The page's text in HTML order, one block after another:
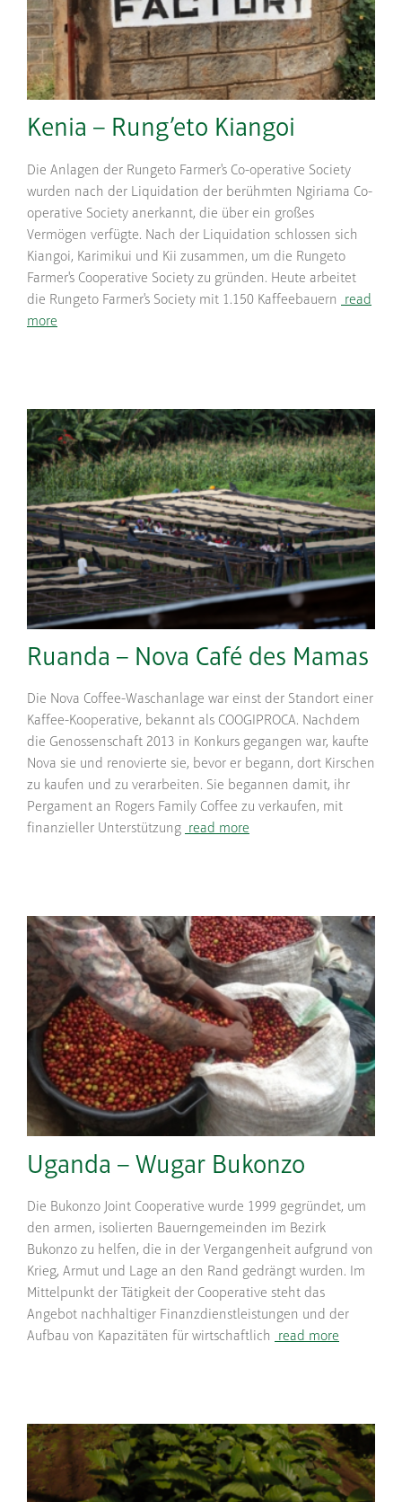
Kenia – Rung’eto Kiangoi
Die Anlagen der Rungeto Farmer's Co-operative Society
wurden nach der Liquidation der berühmten Ngiriama Co-
operative Society anerkannt, die über ein großes
Vermögen verfügte. Nach der Liquidation schlossen sich
Kiangoi, Karimikui und Kii zusammen, um die Rungeto
Farmer's Cooperative Society zu gründen. Heute arbeitet
die Rungeto Farmer's Society mit 1.150 Kaffeebauern
read
more
Ruanda – Nova Café des Mamas
Die Nova Coffee-Waschanlage war einst der Standort einer
Kaffee-Kooperative, bekannt als COOGIPROCA. Nachdem
die Genossenschaft 2013 in Konkurs gegangen war, kaufte
Nova sie und renovierte sie, bevor er begann, dort Kirschen
zu kaufen und zu verarbeiten. Sie begannen damit, ihr
Pergament an Rogers Family Coffee zu verkaufen, mit
finanzieller Unterstützung read more
Uganda – Wugar Bukonzo
Die Bukonzo Joint Cooperative wurde 1999 gegründet, um
den armen, isolierten Bauerngemeinden im Bezirk
Bukonzo zu helfen, die in der Vergangenheit aufgrund von
Krieg, Armut und Lage an den Rand gedrängt wurden. Im
Mittelpunkt der Tätigkeit der Cooperative steht das
Angebot nachhaltiger Finanzdienstleistungen und der
Aufbau von Kapazitäten für wirtschaftlich
read more